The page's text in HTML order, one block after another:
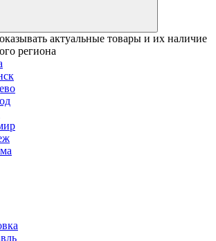
актуальные товары и их наличие
региона